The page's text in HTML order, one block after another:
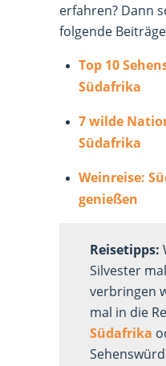
erfahren? Dann
folgende
Top 10
Südafrika
7 wilde
Südafrika
Weinreise:
genießen
Reisetipps:
Silvester
verbringen
mal in die
Südafrika